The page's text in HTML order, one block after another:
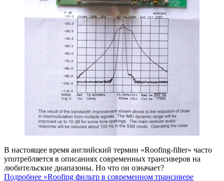
В настоящее время английский термин «Roofing-filter» часто
употребляется в описаниях современных трансиверов на
любительские диапазоны. Но что он означает?
Подробнее »Roofing фильтр в современном трансивере